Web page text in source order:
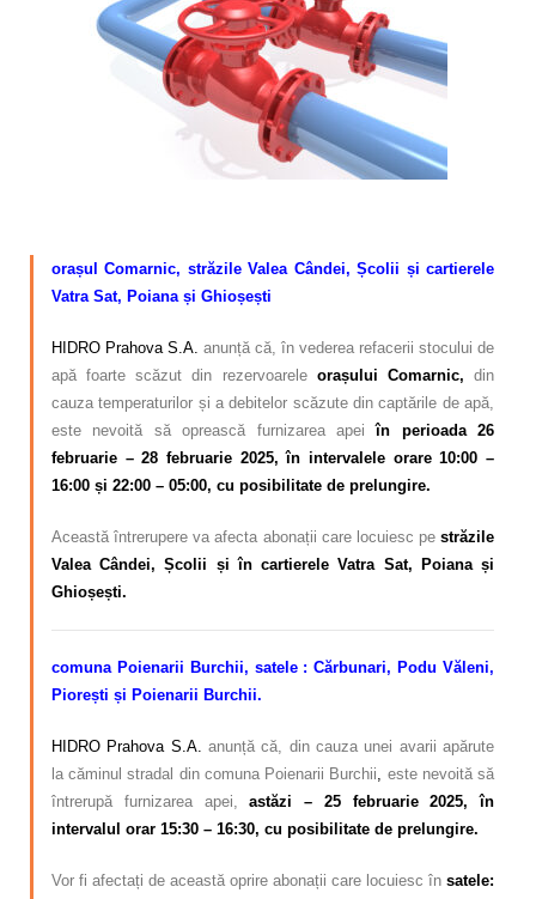
Calitatea apei
Comunicare
orașul Comarnic, străzile Valea Cândei, Școlii și cartierele
Vatra Sat, Poiana și Ghioșești
HIDRO Prahova S.A. anunță că, în vederea refacerii stocului de
apă foarte scăzut din rezervoarele orașului Comarnic,din
cauza temperaturilor și a debitelor scăzute din captările de apă,
este nevoită să oprească furnizarea apeiîn perioada 26
februarie – 28 februarie 2025, în intervalele orare 10:00 –
16:00 și 22:00 – 05:00, cu posibilitate de prelungire.
Această întrerupere va afecta abonații care locuiesc pe străzile
Valea Cândei, Școlii șiîn cartierele Vatra Sat, Poiana și
Ghioșești.
comuna Poienarii Burchii, satele : Cărbunari, Podu Văleni,
Piorești și Poienarii Burchii.
HIDRO Prahova S.A. anunță că, din cauza unei avarii apărute
la căminul stradal din comuna Poienarii Burchii, este nevoită să
întrerupă furnizarea apei,astăzi – 25 februarie 2025, în
intervalul orar 15:30 – 16:30, cu posibilitate de prelungire.
Vor fi afectați de această oprire abonații care locuiesc în satele: